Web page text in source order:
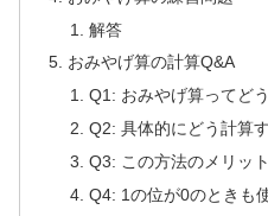
解答
おみやげ算の計算Q&A
Q1: おみやげ算ってど
Q2: 具体的にどう計算
Q3: この方法のメリッ
Q4: 1の位が0のときも